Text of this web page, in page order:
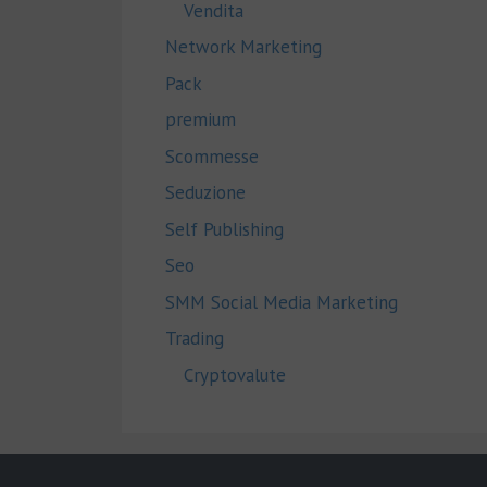
Vendita
Network Marketing
Pack
premium
Scommesse
Seduzione
Self Publishing
Seo
SMM Social Media Marketing
Trading
Cryptovalute